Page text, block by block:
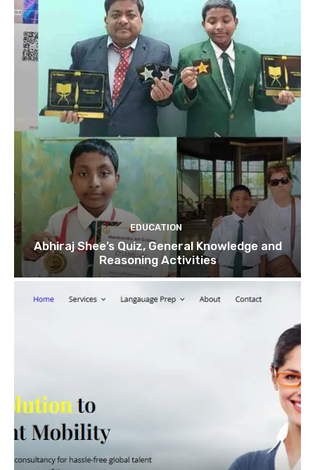
EDUCATION
Abhiraj Shee’s Quiz, General Knowledge and
Reasoning Activities